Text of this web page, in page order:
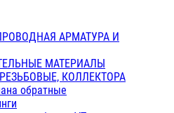
АРМАТУРА И
МАТЕРИАЛЫ
КОЛЛЕКТОРА
обратные